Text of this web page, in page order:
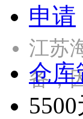
申请
江苏
备，
仓库
5500